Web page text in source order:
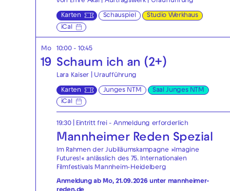
Karten Schauspiel
Studio Werkhaus
iCal
Mo
19
10:00 - 10:45
Schaum ich an (2+)
Lara Kaiser | Uraufführung
Karten Junges NTM
Saal Junges NTM
iCal
19:30| Eintritt frei - Anmeldung erforderlich
Mannheimer Reden Spezial
Im Rahmen der Jubiläumskampagne »Imagine
Futures!« anlässlich des 75. Internationalen
Filmfestivals Mannheim-Heidelberg
Anmeldung ab Mo, 21.09.2026 unter mannheimer-